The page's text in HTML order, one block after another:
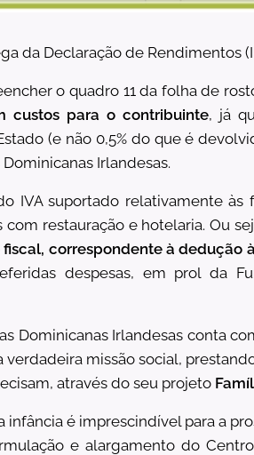
da Declaração de Rendimentos
o quadro 11 da folha de
custos para o contribuinte, já
(e não 0,5% do que é
Irlandesas.
IVA suportado relativamente às
restauração e hotelaria. Ou
correspondente à dedução
despesas, em prol da
Dominicanas Irlandesas conta
verdadeira missão social,
através do seu projeto
é imprescindível para a
e alargamento do